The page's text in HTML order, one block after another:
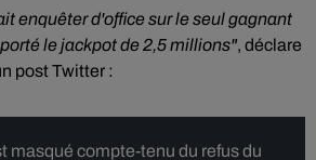
enquêter d'office sur le seul gagnant
le jackpot de 2,5 millions", déclare
post Twitter :
masqué compte-tenu du refus du